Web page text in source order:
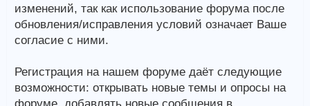
изменений, так как использование форума после
обновления/исправления условий означает Ваше
согласие с ними.
Регистрация на нашем форуме даёт следующие
возможности: открывать новые темы и опросы на
форуме, добавлять новые сообщения в